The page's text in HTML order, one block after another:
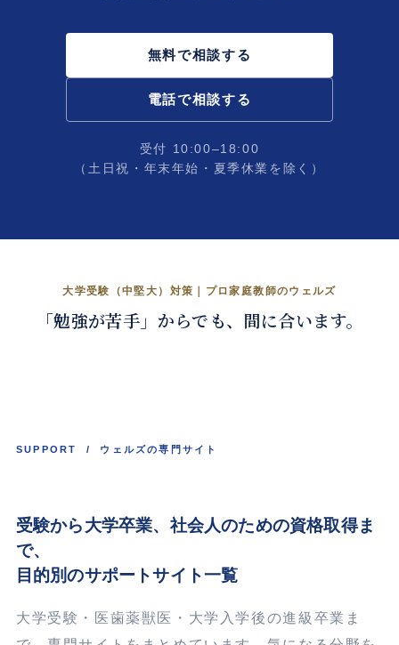
無料で相談する
電話で相談する
受付 10:00–18:00
（土日祝・年末年始・夏季休業を除く）
大学受験（中堅大）対策｜プロ家庭教師のウェルズ
「勉強が苦手」からでも、間に合います。
苦手からでも、志望校へ。
くわしく見る →
SUPPORT / ウェルズの専門サイト
受験から大学卒業、 社会人のための資格取得ま
で、
目的別のサポートサイト一覧
大学受験・医歯薬獣医・大学入学後の進級卒業ま